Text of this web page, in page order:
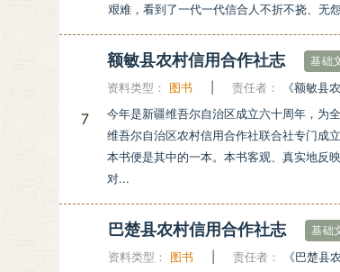
艰难，看到了一代一代信合人不折不挠、无
7
额敏县农村信用合作社志 基础
资料类型：
图书 责任者： 《额敏县
今年是新疆维吾尔自治区成立六十周年，为
维吾尔自治区农村信用合作社联合社专门成
本书便是其中的一本。本书客观、真实地反
对...
巴楚县农村信用合作社志 基础
资料类型：
图书 责任者： 《巴楚县